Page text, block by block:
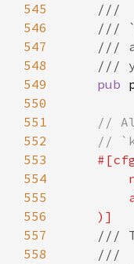
545
546
547
548
549
pub
550
551
552
553
554
555
556
557
558